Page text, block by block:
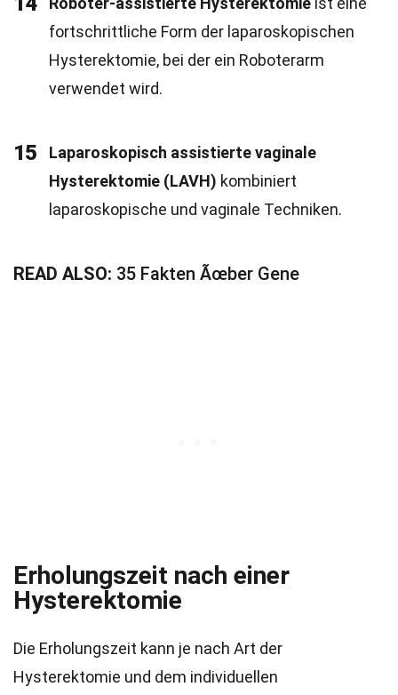
fortschrittliche Form der laparoskopischen
Hysterektomie, bei der ein Roboterarm
verwendet wird.
15
Laparoskopisch assistierte vaginale
Hysterektomie (LAVH) kombiniert
laparoskopische und vaginale Techniken.
READ ALSO: 35 Fakten Ãœber Gene
Erholungszeit nach einer
Hysterektomie
Die Erholungszeit kann je nach Art der
Hysterektomie und dem individuellen